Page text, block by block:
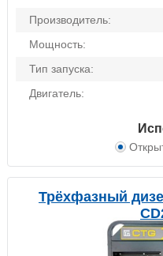
Производитель:
Мощность:
Тип запуска:
Двигатель:
Трёхфазный